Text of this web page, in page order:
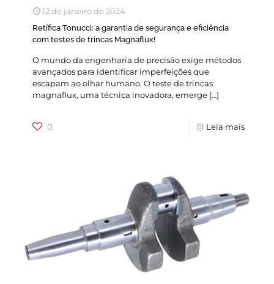
12 de janeiro de 2024
Retífica Tonucci: a garantia de segurança e eficiência
com testes de trincas Magnaflux!
O mundo da engenharia de precisão exige métodos
avançados para identificar imperfeições que
escapam ao olhar humano. O teste de trincas
magnaflux, uma técnica inovadora, emerge […]
0 Leia mais